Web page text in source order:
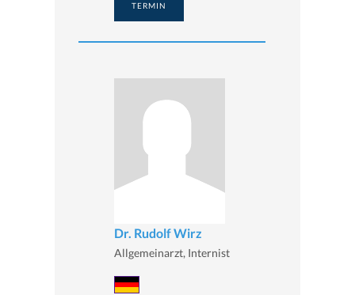
TERMIN
Dr. Rudolf Wirz
Allgemeinarzt, Internist